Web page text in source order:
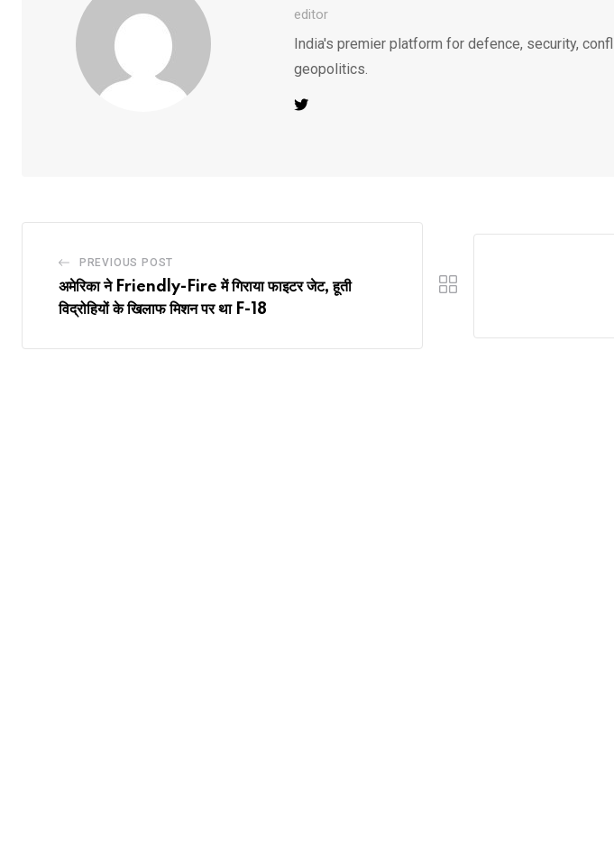
editor
India's premier platform for defence, security,
geopolitics.
PREVIOUS POST
अमेरिका ने Friendly-Fire में गिराया फाइटर जेट, हूती
विद्रोहियों के खिलाफ मिशन पर था F-18